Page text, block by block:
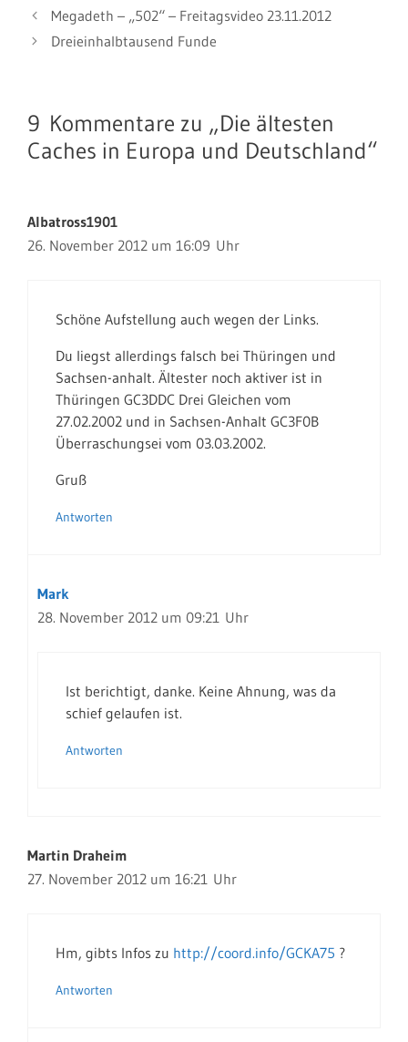
Megadeth – „502“ – Freitagsvideo 23.11.2012
Dreieinhalbtausend Funde
9 Kommentare zu „Die ältesten
Caches in Europa und Deutschland“
Albatross1901
26. November 2012 um 16:09 Uhr
Schöne Aufstellung auch wegen der Links.
Du liegst allerdings falsch bei Thüringen und
Sachsen-anhalt. Ältester noch aktiver ist in
Thüringen GC3DDC Drei Gleichen vom
27.02.2002 und in Sachsen-Anhalt GC3F0B
Überraschungsei vom 03.03.2002.
Gruß
Antworten
Mark
28. November 2012 um 09:21 Uhr
Ist berichtigt, danke. Keine Ahnung, was da
schief gelaufen ist.
Antworten
Martin Draheim
27. November 2012 um 16:21 Uhr
Hm, gibts Infos zu http://coord.info/GCKA75 ?
Antworten